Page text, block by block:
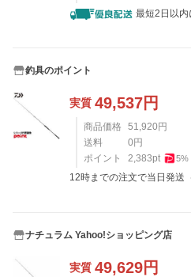
最短2日以内
釣具のポイント
実質 49,537円
商品価格 51,920 円
送料
0 円
ポイント
2,383pt 5%
12時までの注文で当日発送
ナチュラム Yahoo!ショッピング店
実質 49,629円